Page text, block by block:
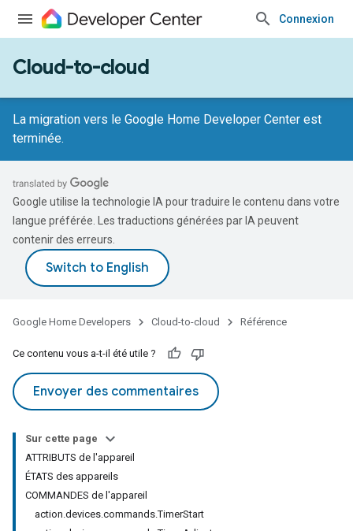
Connexion
Cloud-to-cloud
La migration vers le Google Home Developer Center est
terminée.
Google utilise la technologie IA pour traduire le contenu dans votre
langue préférée. Les traductions générées par IA peuvent
contenir des erreurs.
Google Home Developers Cloud-to-cloud Référence
Ce contenu vous a-t-il été utile ?
Envoyer des commentaires
Sur cette page
ATTRIBUTS de l'appareil
ÉTATS des appareils
COMMANDES de l'appareil
action.devices.commands.TimerStart